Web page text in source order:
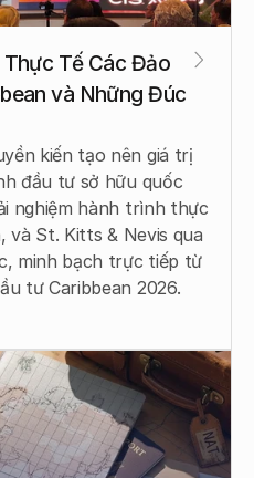
Thực Tế Các Đảo
và Những Đúc
kiến tạo nên giá trị
đầu tư sở hữu quốc
nghiệm hành trình thực
và St. Kitts & Nevis qua
minh bạch trực tiếp từ
tư Caribbean 2026.